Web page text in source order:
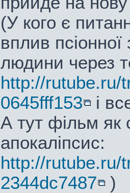
(У кого є
вплив
людини через
http://rutube.ru/
0645fff153
і
А тут фільм як
апокаліпсис:
http://rutube.ru/
2344dc7487
)